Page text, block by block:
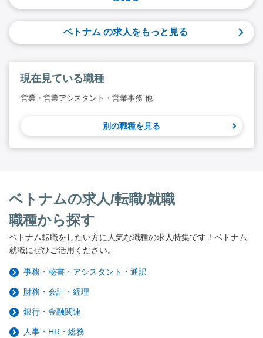
ベトナム の求人をもっと見る
現在見ている職種
営業・営業アシスタント・営業事務 他
別の職種を見る
ベトナムの求人/転職/就職
職種から探す
ベトナム転職をしたい方に人気な職種の求人特集です！ベトナム
就職にぜひご活用ください。
事務・秘書・アシスタント・通訳
財務・会計・経理
銀行・金融関連
人事・HR・総務